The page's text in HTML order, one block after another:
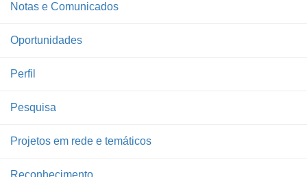
Notas e Comunicados
Oportunidades
Perfil
Pesquisa
Projetos em rede e temáticos
Reconhecimento